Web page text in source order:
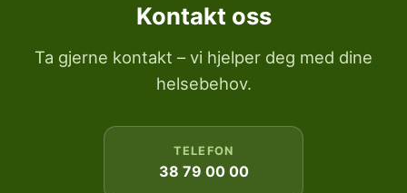
Kontakt oss
Ta gjerne kontakt – vi hjelper deg med dine
helsebehov.
TELEFON
38 79 00 00